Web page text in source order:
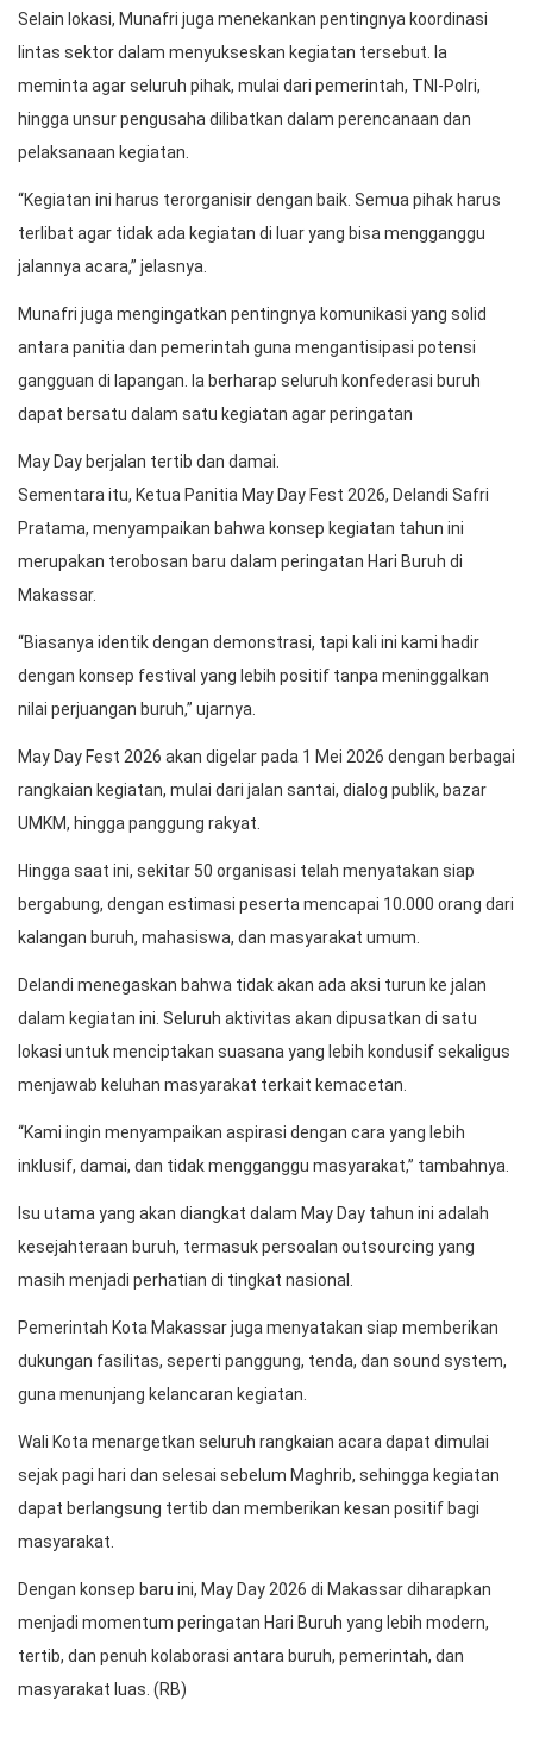
Selain lokasi, Munafri juga menekankan pentingnya koordinasi
lintas sektor dalam menyukseskan kegiatan tersebut. Ia
meminta agar seluruh pihak, mulai dari pemerintah, TNI-Polri,
hingga unsur pengusaha dilibatkan dalam perencanaan dan
pelaksanaan kegiatan.
“Kegiatan ini harus terorganisir dengan baik. Semua pihak harus
terlibat agar tidak ada kegiatan di luar yang bisa mengganggu
jalannya acara,” jelasnya.
Munafri juga mengingatkan pentingnya komunikasi yang solid
antara panitia dan pemerintah guna mengantisipasi potensi
gangguan di lapangan. Ia berharap seluruh konfederasi buruh
dapat bersatu dalam satu kegiatan agar peringatan
May Day berjalan tertib dan damai.
Sementara itu, Ketua Panitia May Day Fest 2026, Delandi Safri
Pratama, menyampaikan bahwa konsep kegiatan tahun ini
merupakan terobosan baru dalam peringatan Hari Buruh di
Makassar.
“Biasanya identik dengan demonstrasi, tapi kali ini kami hadir
dengan konsep festival yang lebih positif tanpa meninggalkan
nilai perjuangan buruh,” ujarnya.
May Day Fest 2026 akan digelar pada 1 Mei 2026 dengan berbagai
rangkaian kegiatan, mulai dari jalan santai, dialog publik, bazar
UMKM, hingga panggung rakyat.
Hingga saat ini, sekitar 50 organisasi telah menyatakan siap
bergabung, dengan estimasi peserta mencapai 10.000 orang dari
kalangan buruh, mahasiswa, dan masyarakat umum.
Delandi menegaskan bahwa tidak akan ada aksi turun ke jalan
dalam kegiatan ini. Seluruh aktivitas akan dipusatkan di satu
lokasi untuk menciptakan suasana yang lebih kondusif sekaligus
menjawab keluhan masyarakat terkait kemacetan.
“Kami ingin menyampaikan aspirasi dengan cara yang lebih
inklusif, damai, dan tidak mengganggu masyarakat,” tambahnya.
Isu utama yang akan diangkat dalam May Day tahun ini adalah
kesejahteraan buruh, termasuk persoalan outsourcing yang
masih menjadi perhatian di tingkat nasional.
Pemerintah Kota Makassar juga menyatakan siap memberikan
dukungan fasilitas, seperti panggung, tenda, dan sound system,
guna menunjang kelancaran kegiatan.
Wali Kota menargetkan seluruh rangkaian acara dapat dimulai
sejak pagi hari dan selesai sebelum Maghrib, sehingga kegiatan
dapat berlangsung tertib dan memberikan kesan positif bagi
masyarakat.
Dengan konsep baru ini, May Day 2026 di Makassar diharapkan
menjadi momentum peringatan Hari Buruh yang lebih modern,
tertib, dan penuh kolaborasi antara buruh, pemerintah, dan
masyarakat luas. (RB)